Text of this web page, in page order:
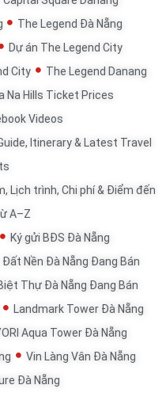
The Legend Đà Nẵng
Dự án The Legend City
City
The Legend Danang
Na Hills Ticket Prices
Videos
Itinerary & Latest Travel
Lịch trình, Chi phí & Điểm đến
A–Z
Ký gửi BĐS Đà Nẵng
Đất Nền Đà Nẵng Đang Bán
Thự Đà Nẵng Đang Bán
Landmark Tower Đà Nẵng
Aqua Tower Đà Nẵng
Vin Làng Vân Đà Nẵng
Đà Nẵng